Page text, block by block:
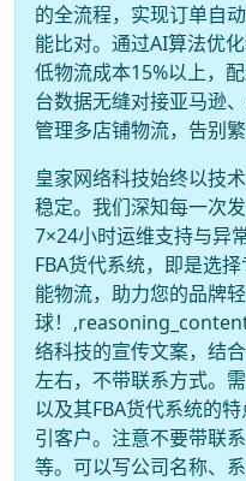
的全流程，实现订单自
能比对。通过AI算法优
低物流成本15%以上，
台数据无缝对接亚马逊
管理多店铺物流，告别繁
皇家网络科技始终以技
稳定。我们深知每一次
7×24小时运维支持与异
FBA货代系统，即是选
能物流，助力您的品牌
球！
络科技的宣传文案，结
左右，不带联系方式。
以及其FBA货代系统的
引客户。注意不要带联
等。可以写公司名称、